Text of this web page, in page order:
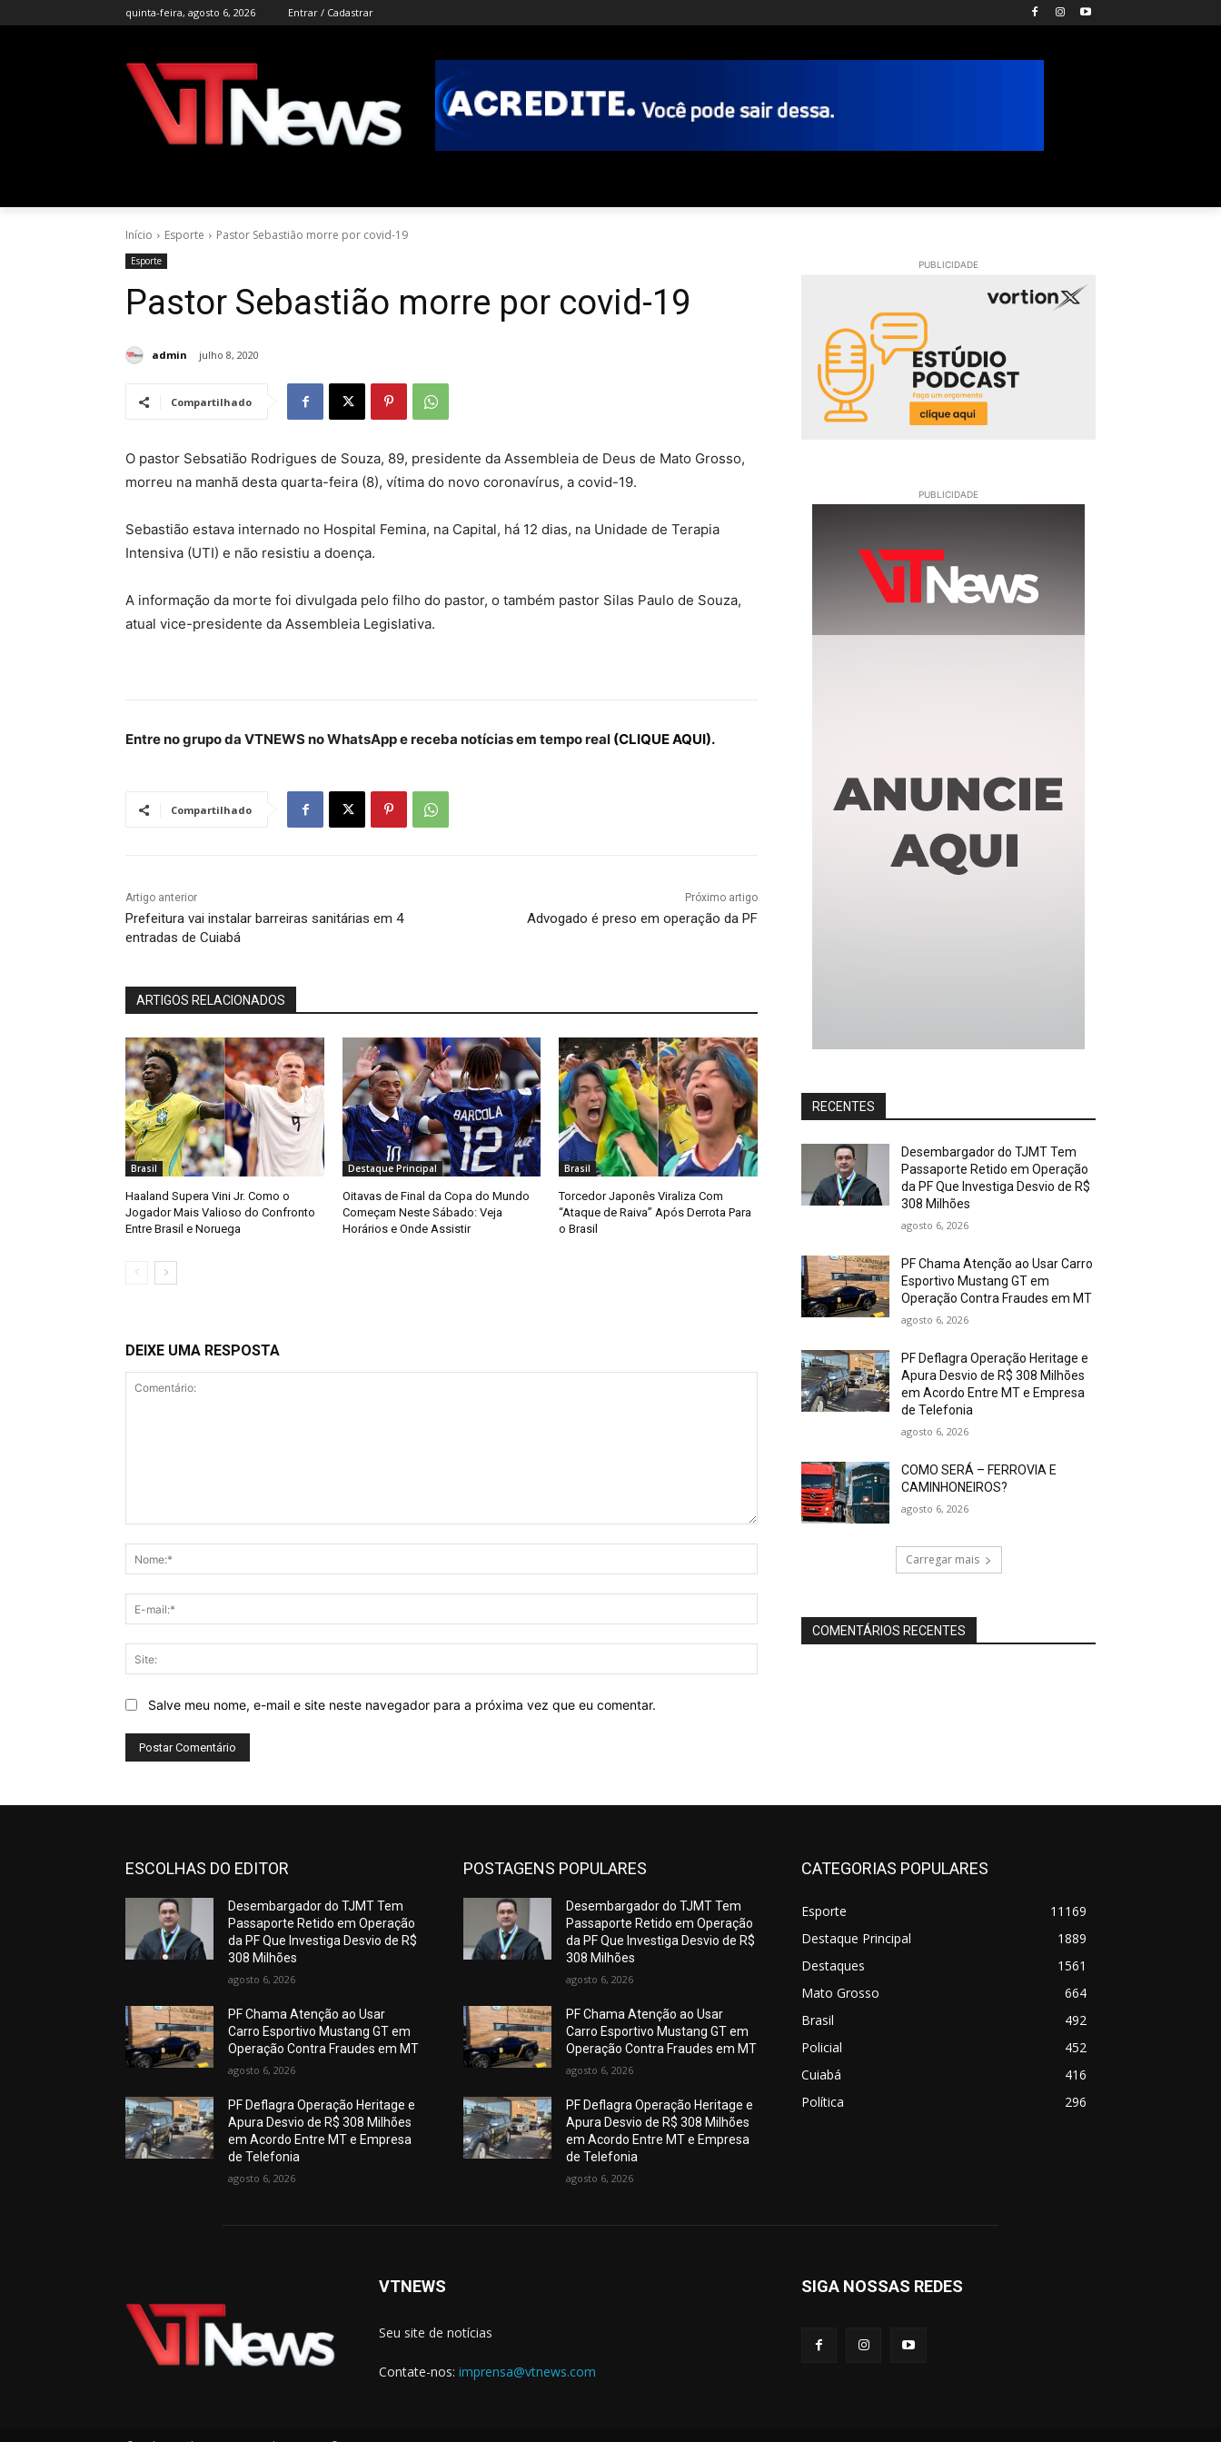
quinta-feira, agosto 6, 2026 Entrar / Cadastrar
Início Esporte Pastor Sebastião morre por covid-19
Esporte
Pastor Sebastião morre por covid-19
admin julho 8, 2020
Compartilhado
O pastor Sebsatião Rodrigues de Souza, 89, presidente da Assembleia de Deus de Mato Grosso,
morreu na manhã desta quarta-feira (8), vítima do novo coronavírus, a covid-19.
Sebastião estava internado no Hospital Femina, na Capital, há 12 dias, na Unidade de Terapia
Intensiva (UTI) e não resistiu a doença.
A informação da morte foi divulgada pelo filho do pastor, o também pastor Silas Paulo de Souza,
atual vice-presidente da Assembleia Legislativa.
Entre no grupo da VTNEWS no WhatsApp e receba notícias em tempo real (CLIQUE AQUI).
Compartilhado
Artigo anterior
Prefeitura vai instalar barreiras sanitárias em 4
entradas de Cuiabá
Próximo artigo
Advogado é preso em operação da PF
ARTIGOS RELACIONADOS
Brasil
Haaland Supera Vini Jr. Como o
Jogador Mais Valioso do Confronto
Entre Brasil e Noruega
Destaque Principal
Oitavas de Final da Copa do Mundo
Começam Neste Sábado: Veja
Horários e Onde Assistir
Brasil
Torcedor Japonês Viraliza Com
“Ataque de Raiva” Após Derrota Para
o Brasil
DEIXE UMA RESPOSTA
mail:*
Salve meu nome, e-mail e site neste navegador para a próxima vez que eu comentar.
PUBLICIDADE
PUBLICIDADE
RECENTES
Desembargador do TJMT Tem
Passaporte Retido em Operação
da PF Que Investiga Desvio de R$
308 Milhões
agosto 6, 2026
PF Chama Atenção ao Usar Carro
Esportivo Mustang GT em
Operação Contra Fraudes em MT
agosto 6, 2026
PF Deflagra Operação Heritage e
Apura Desvio de R$ 308 Milhões
em Acordo Entre MT e Empresa
de Telefonia
agosto 6, 2026
COMO SERÁ – FERROVIA E
CAMINHONEIROS?
agosto 6, 2026
Carregar mais
COMENTÁRIOS RECENTES
ESCOLHAS DO EDITOR
Desembargador do TJMT Tem
Passaporte Retido em Operação
da PF Que Investiga Desvio de R$
308 Milhões
agosto 6, 2026
PF Chama Atenção ao Usar
Carro Esportivo Mustang GT em
Operação Contra Fraudes em MT
agosto 6, 2026
PF Deflagra Operação Heritage e
Apura Desvio de R$ 308 Milhões
em Acordo Entre MT e Empresa
de Telefonia
agosto 6, 2026
POSTAGENS POPULARES
Desembargador do TJMT Tem
Passaporte Retido em Operação
da PF Que Investiga Desvio de R$
308 Milhões
agosto 6, 2026
PF Chama Atenção ao Usar
Carro Esportivo Mustang GT em
Operação Contra Fraudes em MT
agosto 6, 2026
PF Deflagra Operação Heritage e
Apura Desvio de R$ 308 Milhões
em Acordo Entre MT e Empresa
de Telefonia
agosto 6, 2026
CATEGORIAS POPULARES
Esporte
11169
Destaque Principal
1889
Destaques
1561
Mato Grosso
664
Brasil
492
Policial
452
Cuiabá
416
Política
296
VTNEWS
Seu site de notícias
Contate-nos: imprensa@vtnews.com
SIGA NOSSAS REDES